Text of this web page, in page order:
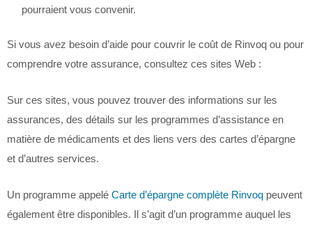
pourraient vous convenir.
Si vous avez besoin d’aide pour couvrir le coût de Rinvoq ou pour
comprendre votre assurance, consultez ces sites Web :
Sur ces sites, vous pouvez trouver des informations sur les
assurances, des détails sur les programmes d’assistance en
matière de médicaments et des liens vers des cartes d’épargne
et d’autres services.
Un programme appelé Carte d’épargne complète Rinvoq peuvent
également être disponibles. Il s’agit d’un programme auquel les